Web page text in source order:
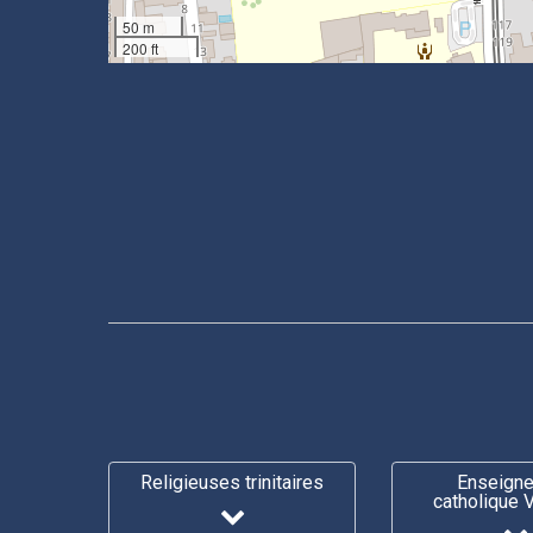
50 m
200 ft
Religieuses trinitaires
catholique